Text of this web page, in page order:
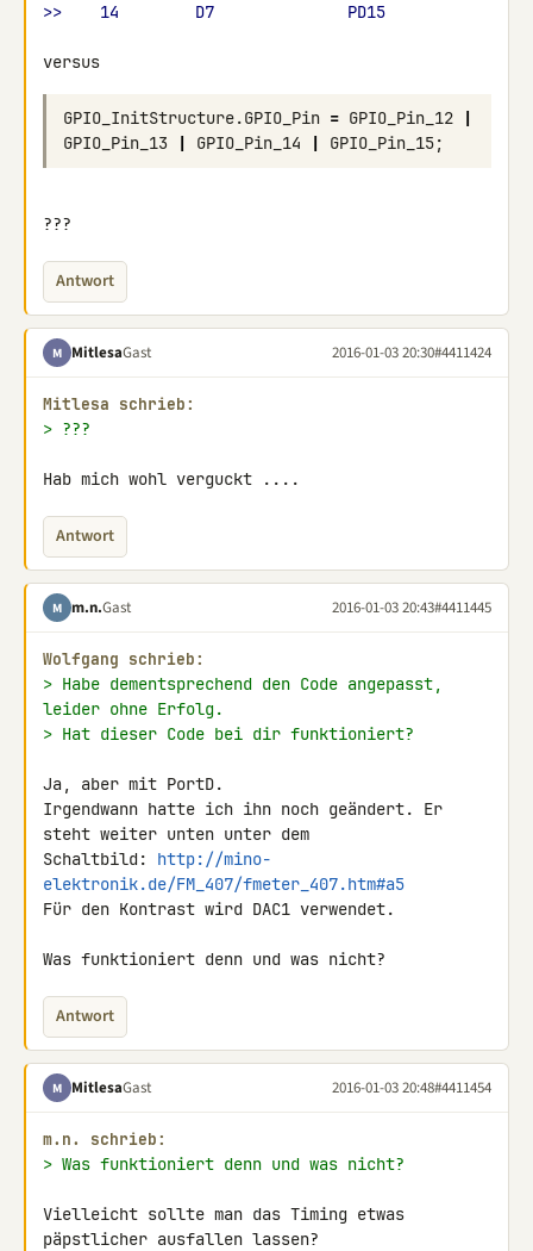
>>    14        D7              PD15
GPIO_InitStructure.GPIO_Pin = GPIO_Pin_12
|
GPIO_Pin_13
| GPIO_Pin_14 | GPIO_Pin_15;
???
Antwort
M MitlesaGast 2016-01-03 20:30#4411424
Mitlesa schrieb:
> ???
Hab mich wohl verguckt ....
Antwort
M m.n.Gast 2016-01-03 20:43#4411445
Wolfgang schrieb:
> Habe dementsprechend den Code angepasst,
leider ohne Erfolg.
> Hat dieser Code bei dir funktioniert?
Ja, aber mit PortD.
Irgendwann hatte ich ihn noch geändert. Er
steht weiter unten unter dem
Schaltbild: http://mino-
elektronik.de/FM_407/fmeter_407.htm#a5
Für den Kontrast wird DAC1 verwendet.
Was funktioniert denn und was nicht?
Antwort
M MitlesaGast 2016-01-03 20:48#4411454
m.n. schrieb:
> Was funktioniert denn und was nicht?
Vielleicht sollte man das Timing etwas
päpstlicher ausfallen lassen?